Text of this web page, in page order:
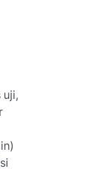
uji,